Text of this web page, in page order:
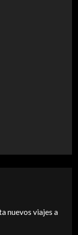
nuevos viajes a